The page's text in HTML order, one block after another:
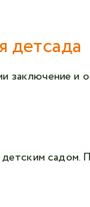
детсада
заключение
садом.